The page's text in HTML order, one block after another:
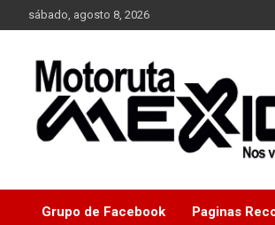
to
sábado, agosto 8, 2026
Moto Ruta
Grupo de Facebook Paginas